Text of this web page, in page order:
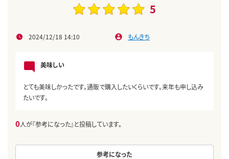
5
2024/12/18 14:10 もんきち
美味しい
とても美味しかったです。通販で購入したいくらいです。来年も申し込み
たいです。
0人が『参考になった』と投稿しています。
参考になった